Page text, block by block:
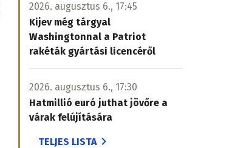
2026. augusztus 6., 17:45
Kijev még tárgyal
Washingtonnal a Patriot
rakéták gyártási licencéről
2026. augusztus 6., 17:30
Hatmillió euró juthat jövőre a
várak felújítására
TELJES LISTA